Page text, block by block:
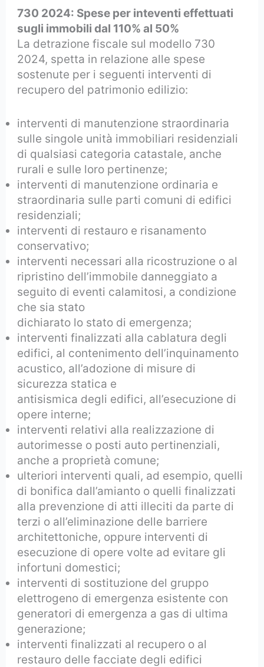
730 2024: Spese per inteventi effettuati
sugli immobili dal 110% al 50%
La detrazione fiscale sul modello 730
2024, spetta in relazione alle spese
sostenute per i seguenti interventi di
recupero del patrimonio edilizio:
interventi di manutenzione straordinaria
sulle singole unità immobiliari residenziali
di qualsiasi categoria catastale, anche
rurali e sulle loro pertinenze;
interventi di manutenzione ordinaria e
straordinaria sulle parti comuni di edifici
residenziali;
interventi di restauro e risanamento
conservativo;
interventi necessari alla ricostruzione o al
ripristino dell’immobile danneggiato a
seguito di eventi calamitosi, a condizione
che sia stato
dichiarato lo stato di emergenza;
interventi finalizzati alla cablatura degli
edifici, al contenimento dell’inquinamento
acustico, all’adozione di misure di
sicurezza statica e
antisismica degli edifici, all’esecuzione di
opere interne;
interventi relativi alla realizzazione di
autorimesse o posti auto pertinenziali,
anche a proprietà comune;
ulteriori interventi quali, ad esempio, quelli
di bonifica dall’amianto o quelli finalizzati
alla prevenzione di atti illeciti da parte di
terzi o all’eliminazione delle barriere
architettoniche, oppure interventi di
esecuzione di opere volte ad evitare gli
infortuni domestici;
interventi di sostituzione del gruppo
elettrogeno di emergenza esistente con
generatori di emergenza a gas di ultima
generazione;
interventi finalizzati al recupero o al
restauro delle facciate degli edifici